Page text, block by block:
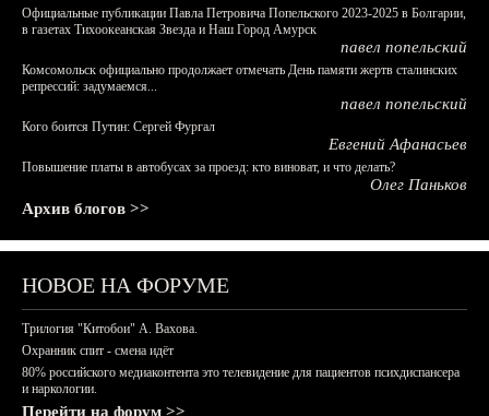
Официальные публикации Павла Петровича Попельского 2023-2025 в Болгарии,
в газетах Тихоокеанская Звезда и Наш Город Амурск
павел попельский
Комсомольск официально продолжает отмечать День памяти жертв сталинских
репрессий: задумаемся...
павел попельский
Кого боится Путин: Сергей Фургал
Евгений Афанасьев
Повышение платы в автобусах за проезд: кто виноват, и что делать?
Олег Паньков
Архив блогов >>
НОВОЕ НА ФОРУМЕ
Трилогия "Китобои" А. Вахова.
Охранник спит - смена идёт
80% российского медиаконтента это телевидение для пациентов психдиспансера
и наркологии.
Перейти на форум >>